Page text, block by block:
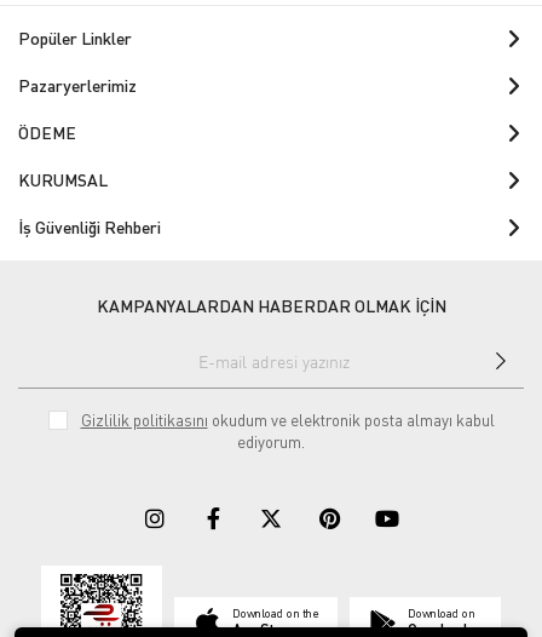
Popüler Linkler
Pazaryerlerimiz
ÖDEME
KURUMSAL
İş Güvenliği Rehberi
KAMPANYALARDAN HABERDAR OLMAK İÇİN
Gizlilik politikasını okudum ve elektronik posta almayı kabul
ediyorum.
Download on the
App Store
Download on
Google play